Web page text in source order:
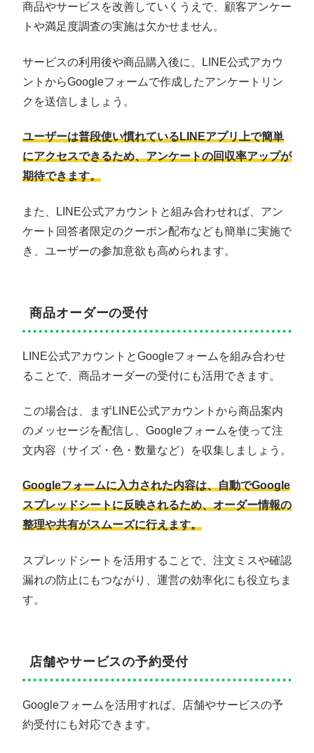
商品やサービスを改善していくうえで、顧客アンケー
トや満足度調査の実施は欠かせません。
サービスの利用後や商品購入後に、LINE公式アカウ
ントからGoogleフォームで作成したアンケートリン
クを送信しましょう。
ユーザーは普段使い慣れているLINEアプリ上で簡単
にアクセスできるため、アンケートの回収率アップが
期待できます。
また、LINE公式アカウントと組み合わせれば、アン
ケート回答者限定のクーポン配布なども簡単に実施で
き、ユーザーの参加意欲も高められます。
商品オーダーの受付
LINE公式アカウントとGoogleフォームを組み合わせ
ることで、商品オーダーの受付にも活用できます。
この場合は、まずLINE公式アカウントから商品案内
のメッセージを配信し、Googleフォームを使って注
文内容（サイズ・色・数量など）を収集しましょう。
Googleフォームに入力された内容は、自動でGoogle
スプレッドシートに反映されるため、オーダー情報の
整理や共有がスムーズに行えます。
スプレッドシートを活用することで、注文ミスや確認
漏れの防止にもつながり、運営の効率化にも役立ちま
す。
店舗やサービスの予約受付
Googleフォームを活用すれば、店舗やサービスの予
約受付にも対応できます。